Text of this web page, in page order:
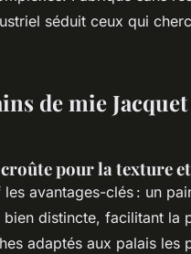
séduit ceux qui
de mie
croûte pour la texture
avantages-clés : un
bien distincte, facilitant la
adaptés aux palais les